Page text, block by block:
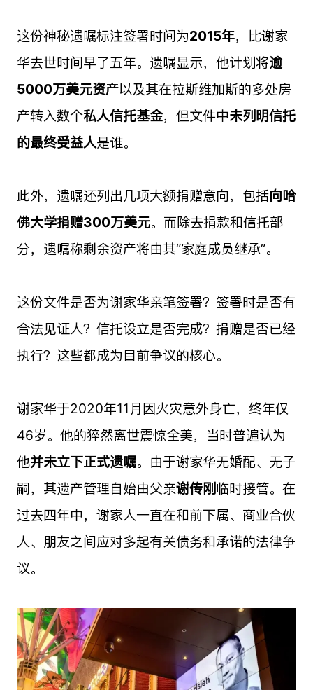
这份神秘遗嘱标注签署时间为2015年，比谢家
华去世时间早了五年。遗嘱显示，他计划将逾
5000万美元资产以及其在拉斯维加斯的多处房
产转入数个私人信托基金，但文件中未列明信托
的最终受益人是谁。
此外，遗嘱还列出几项大额捐赠意向，包括向哈
佛大学捐赠300万美元。而除去捐款和信托部
分，遗嘱称剩余资产将由其“家庭成员继承”。
这份文件是否为谢家华亲笔签署？签署时是否有
合法见证人？信托设立是否完成？捐赠是否已经
执行？这些都成为目前争议的核心。
谢家华于2020年11月因火灾意外身亡，终年仅
46岁。他的猝然离世震惊全美，当时普遍认为
他并未立下正式遗嘱。由于谢家华无婚配、无子
嗣，其遗产管理自始由父亲谢传刚临时接管。在
过去四年中，谢家人一直在和前下属、商业合伙
人、朋友之间应对多起有关债务和承诺的法律争
议。